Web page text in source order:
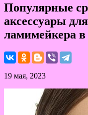
Популярные
аксессуары
ламимейкера
19 мая, 2023